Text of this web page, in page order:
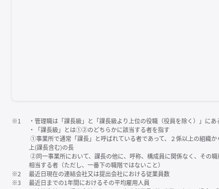
※1
・管理職は「課⻑級」と「課⻑級より上位の役職（役員を除く）」に
・「課⻑級」とは①②のどちらかに該当する者を指す
①事業所で通常「課⻑」と呼ばれている者であって、２係以上の組織
上(課⻑含む)の⻑
②同一事業所において、課⻑の他に、呼称、構成員に関係なく、その
相当する者（ただし、一番下の職階ではないこと）
※2
最近日現在の連結会社又は提出会社における従業員数
※3
最近日までの1年間におけるその平均雇用人員